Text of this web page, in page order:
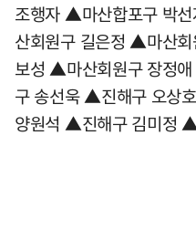
조행자 ▲마산합포구 박
산회원구 길은정 ▲마산
보성 ▲마산회원구 장정
구 송선욱 ▲진해구 오상
양원석 ▲진해구 김미정